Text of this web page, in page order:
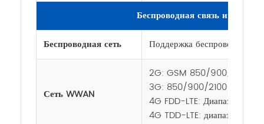
Беспроводная связь и
Беспроводная сеть
Поддержка
Сеть WWAN
2G: GSM 850/900/1800/
3G: 850/900/2100
4G FDD-LTE: Диапазоны
4G TDD-LTE: диапазоны